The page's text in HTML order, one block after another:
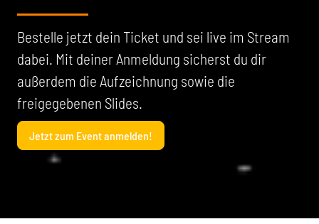
Bestelle jetzt dein Ticket und sei live im Stream
dabei. Mit deiner Anmeldung sicherst du dir
außerdem die Aufzeichnung sowie die
freigegebenen Slides.
Jetzt zum Event anmelden!